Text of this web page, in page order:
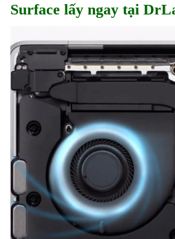
Surface lấy ngay tại